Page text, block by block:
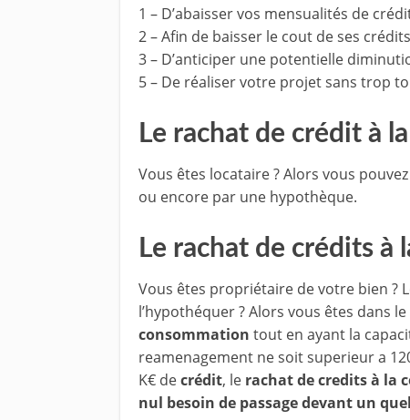
1 – D’abaisser vos mensualités de
2 – Afin de baisser le cout de ses crédits
3 – D’anticiper une potentielle
5 – De réaliser votre projet sans trop
Le rachat de crédit à
Vous êtes locataire ? Alors vous
ou encore par une hypothèque.
Le rachat de crédits
Vous êtes propriétaire de votre bien ?
l’hypothéquer ? Alors vous êtes dans
consommation tout en ayant la
reamenagement ne soit superieur a
K€ decrédit, le rachat de credits à la
nul besoin de passage devant un